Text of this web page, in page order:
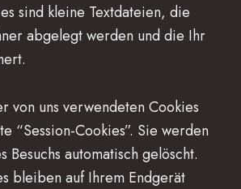
sind kleine Textdateien, die
abgelegt werden und die Ihr
von uns verwendeten Cookies
“Session-Cookies”. Sie werden
Besuchs automatisch gelöscht.
bleiben auf Ihrem Endgerät